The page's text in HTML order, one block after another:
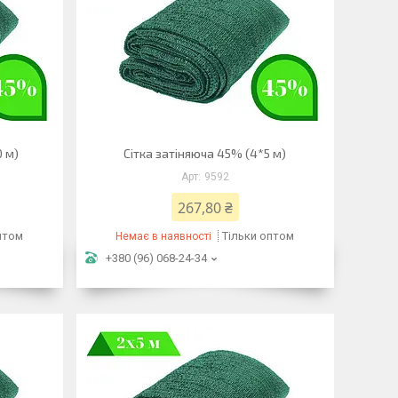
м) Сітка затіняюча 45% (4*5 м)
9592
267,80 ₴
Немає в наявності
Тільки оптом
+380 (96) 068-24-34